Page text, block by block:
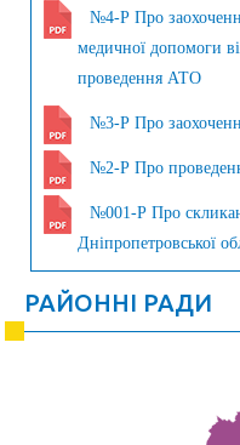
№4-Р Про
медичної допомоги
проведення АТО
№3-Р Про
№2-Р Про
№001-Р Про
Дніпропетровської
РАЙОННІ РАДИ